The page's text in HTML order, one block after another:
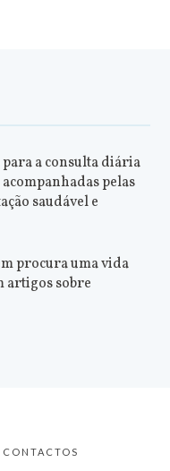
para a consulta diária
acompanhadas pelas
saudável e
procura uma vida
artigos sobre
CONTACTOS